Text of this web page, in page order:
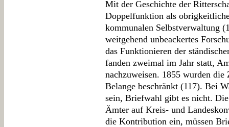
Mit der Geschichte der
Doppelfunktion als
kommunalen Selbstverwaltung
weitgehend unbeackertes
das Funktionieren der
fanden zweimal im Jahr statt,
nachzuweisen. 1855 wurden
Belange beschränkt (117). Bei
sein, Briefwahl gibt es nicht.
Ämter auf Kreis- und
die Kontribution ein, müssen